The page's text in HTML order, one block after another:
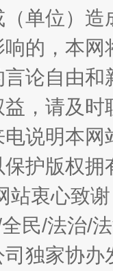
单位）
的，本
论自由
，请及
说明本
护版权
站衷心致
民/法治/
独家协